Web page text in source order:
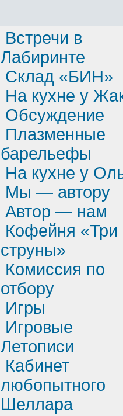
Встречи в
Лабиринте
Склад «БИН»
На кухне у
Обсуждение
Плазменные
барельефы
На кухне у
Мы — автору
Автор — нам
Кофейня «Три
струны»
Комиссия по
отбору
Игры
Игровые
Летописи
Кабинет
любопытного
Шеллара